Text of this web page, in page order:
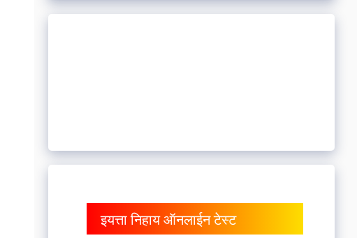
इयत्ता निहाय ऑनलाईन टेस्ट